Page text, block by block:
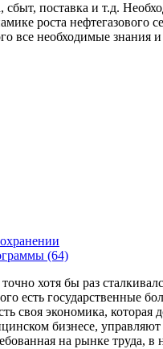
поставка и т.д.
роста
все необходимые знания
(64)
хотя бы раз
есть государственные
своя экономика,
бизнесе,
на рынке